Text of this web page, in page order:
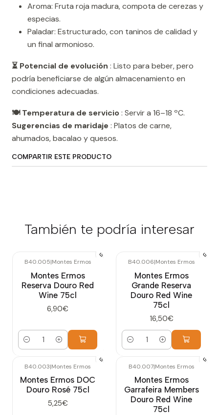
Aroma: Fruta roja madura, compota de cerezas y
especias.
Paladar: Estructurado, con taninos de calidad y
un final armonioso.
⏳ Potencial de evolución : Listo para beber, pero
podría beneficiarse de algún almacenamiento en
condiciones adecuadas.
🍽️ Temperatura de servicio: Servir a 16–18 ºC.
Sugerencias de maridaje : Platos de carne,
ahumados, bacalao y quesos.
COMPARTIR ESTE PRODUCTO
También te podría interesar
B40.005|Montes Ermos
Montes Ermos
Reserva Douro Red
Wine 75cl
6,90€
Cantidad
B40.006|Montes Ermos
Montes Ermos
Grande Reserva
Douro Red Wine
75cl
16,50€
Cantidad
B40.003|Montes Ermos
Montes Ermos DOC
Douro Rosé 75cl
5,25€
B40.007|Montes Ermos
Montes Ermos
Garrafeira Members
Douro Red Wine
75cl